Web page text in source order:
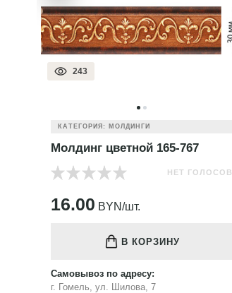
243
КАТЕГОРИЯ: МОЛДИНГИ
Молдинг цветной 165-767
НЕТ ГОЛОСОВ
16.00 BYN/шт.
В КОРЗИНУ
Самовывоз по адресу:
г. Гомель, ул. Шилова, 7